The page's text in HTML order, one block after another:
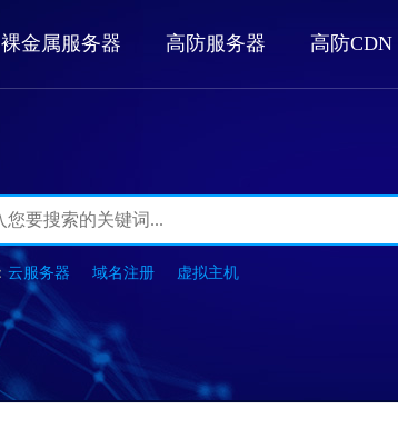
裸金属服务器 高防服务器 高防CDN
云服务器 域名注册 虚拟主机